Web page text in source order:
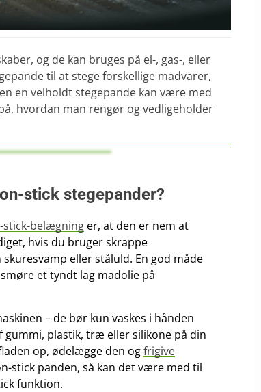
og de kan bruges på el-, gas-, eller
til at stege forskellige madvarer,
en velholdt stegepande kan være med
hvordan man rengør og vedligeholder
stick stegepander?
stick-belægning er, at den er nem at
hvis du bruger skrappe
eller ståluld. En god måde
et tyndt lag madolie på
– de bør kun vaskes i hånden
plastik, træ eller silikone på din
op, ødelægge den ogfrigive
stick panden, så kan det være med til
funktion.